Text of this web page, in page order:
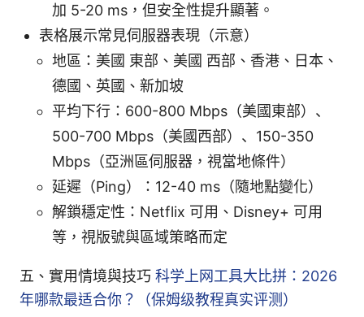
加 5-20 ms，但安全性提升顯著。
表格展示常見伺服器表現（示意）
地區：美國 東部、美國 西部、香港、日本、
德國、英國、新加坡
平均下行：600-800 Mbps（美國東部）、
500-700 Mbps（美國西部）、150-350
Mbps（亞洲區伺服器，視當地條件）
延遲（Ping）：12-40 ms（隨地點變化）
解鎖穩定性：Netflix 可用、Disney+ 可用
等，視版號與區域策略而定
五、實用情境與技巧 科学上网工具大比拼：2026
年哪款最适合你？（保姆级教程真实评测）